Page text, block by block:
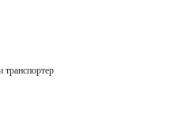
транспортер